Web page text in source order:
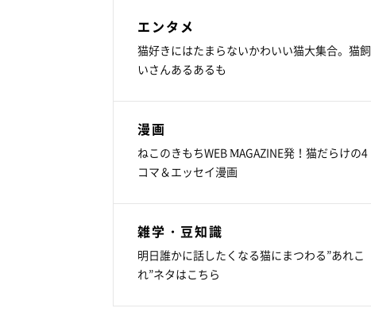
エンタメ
猫好きにはたまらないかわいい猫大集合。猫飼
いさんあるあるも
漫画
ねこのきもちWEB MAGAZINE発！猫だらけの4
コマ＆エッセイ漫画
雑学・豆知識
明日誰かに話したくなる猫にまつわる”あれこ
れ”ネタはこちら